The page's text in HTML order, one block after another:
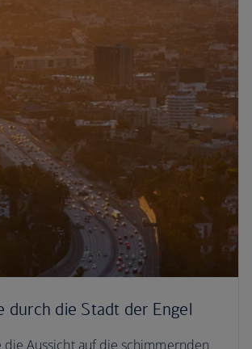
durch die Stadt der Engel
die Aussicht auf die schimmernden